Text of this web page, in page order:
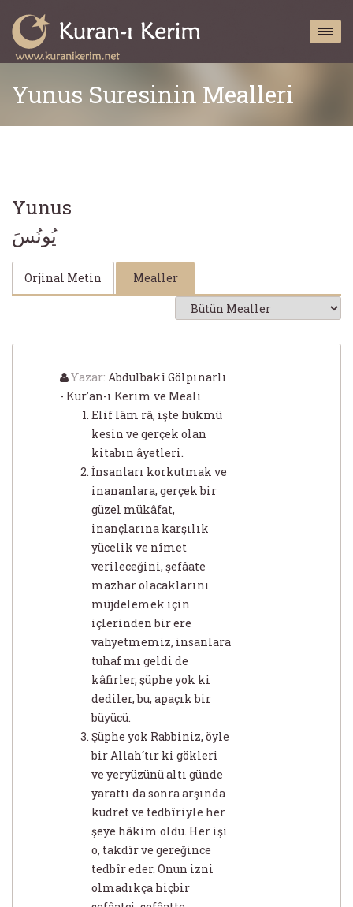
Yunus Suresinin Mealleri
Yunus
يُونُسَ
Orjinal Metin Mealler
Yazar: Abdulbakî Gölpınarlı
- Kur'an-ı Kerim ve Meali
Elif lâm râ, işte hükmü
kesin ve gerçek olan
kitabın âyetleri.
İnsanları korkutmak ve
inananlara, gerçek bir
güzel mükâfat,
inançlarına karşılık
yücelik ve nîmet
verileceğini, şefâate
mazhar olacaklarını
müjdelemek için
içlerinden bir ere
vahyetmemiz, insanlara
tuhaf mı geldi de
kâfirler, şüphe yok ki
dediler, bu, apaçık bir
büyücü.
Şüphe yok Rabbiniz, öyle
bir Allah´tır ki gökleri
ve yeryüzünü altı günde
yarattı da sonra arşında
kudret ve tedbîriyle her
şeye hâkim oldu. Her işi
o, takdîr ve gereğince
tedbîr eder. Onun izni
olmadıkça hiçbir